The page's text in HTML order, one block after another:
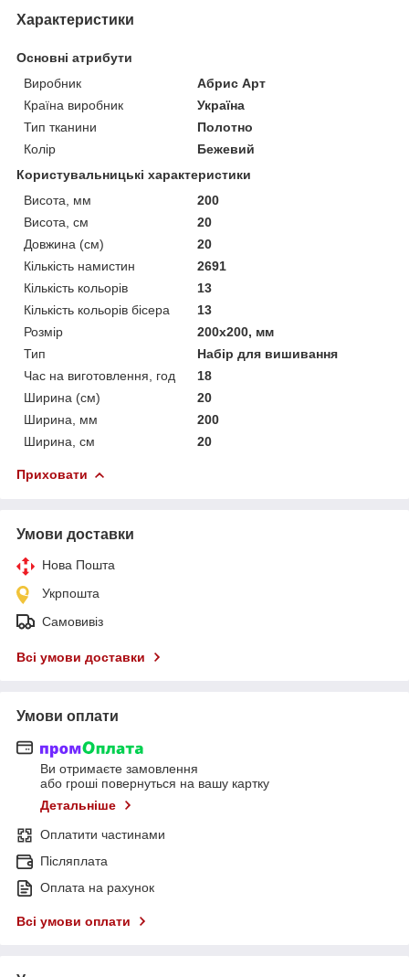
Характеристики
Основні атрибути
Виробник
Абрис Арт
Країна виробник
Україна
Тип тканини
Полотно
Колір
Бежевий
Користувальницькі характеристики
Висота, мм
200
Висота, см
20
Довжина (см)
20
Кількість намистин
2691
Кількість кольорів
13
Кількість кольорів бісера
13
Розмір
200x200, мм
Тип
Набір для вишивання
Час на виготовлення, год
18
Ширина (см)
20
Ширина, мм
200
Ширина, см
20
Приховати
Умови доставки
Нова Пошта
Укрпошта
Самовивіз
Всі умови доставки
Умови оплати
Ви отримаєте замовлення
або гроші повернуться на вашу картку
Детальніше
Оплатити частинами
Післяплата
Оплата на рахунок
Всі умови оплати